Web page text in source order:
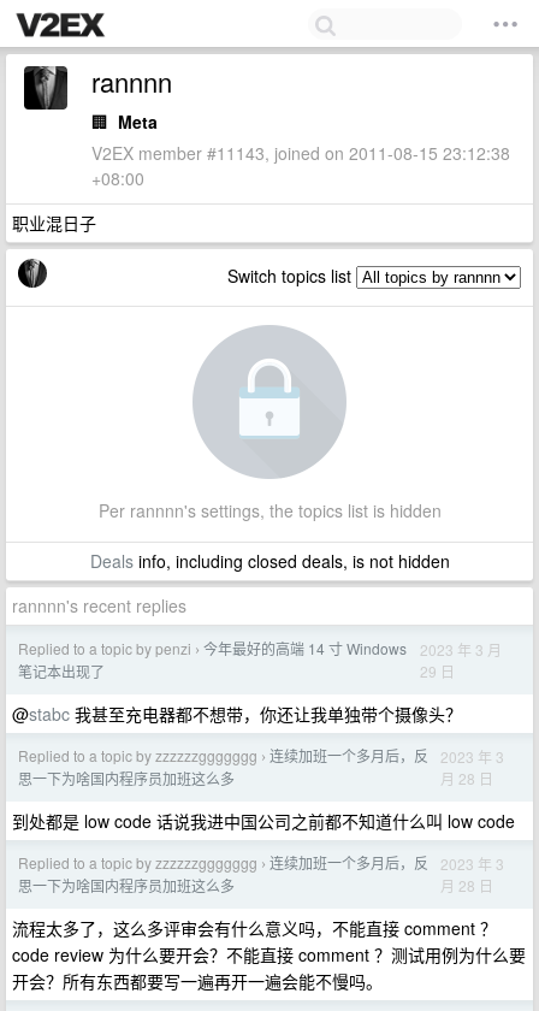
rannnn
🏢 Meta
V2EX member #11143, joined on 2011-08-15 23:12:38
+08:00
职业混日子
Switch topics list
Per rannnn's settings, the topics list is hidden
Dealsinfo, including closed deals, is not hidden
rannnn's recent replies
Replied to a topic by penzi › 今年最好的高端 14 寸 Windows
笔记本出现了
2023 年 3 月
29 日
@stabc 我甚至充电器都不想带，你还让我单独带个摄像头？
Replied to a topic by zzzzzzggggggg › 连续加班一个多月后，反
思一下为啥国内程序员加班这么多
2023 年 3
月 28 日
到处都是 low code 话说我进中国公司之前都不知道什么叫 low code
Replied to a topic by zzzzzzggggggg › 连续加班一个多月后，反
思一下为啥国内程序员加班这么多
2023 年 3
月 28 日
流程太多了，这么多评审会有什么意义吗，不能直接 comment ？
code review 为什么要开会？不能直接 comment ？测试用例为什么要
开会？所有东西都要写一遍再开一遍会能不慢吗。